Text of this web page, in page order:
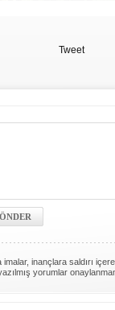
Tweet
inançlara saldırı
yorumlar